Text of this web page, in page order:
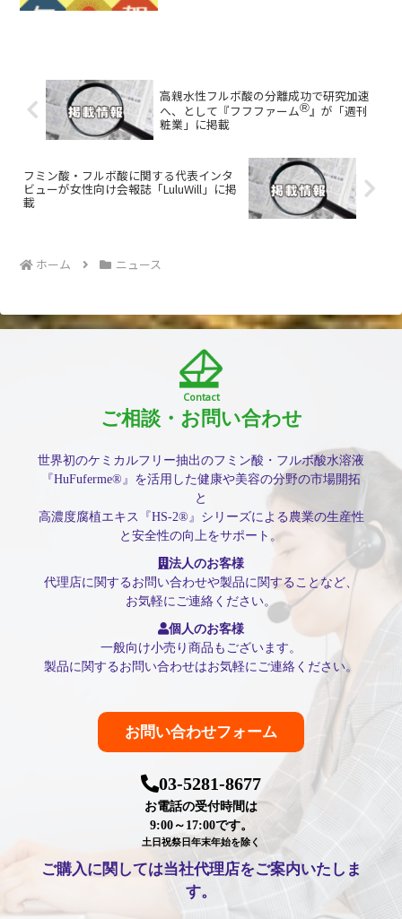
高親水性フルボ酸の分離成功で研究加速
へ、として『フフファームⓇ』が「週刊
粧業」に掲載
フミン酸・フルボ酸に関する代表インタ
ビューが女性向け会報誌「LuluWill」に掲
載
ホーム ニュース
Contact
ご相談・お問い合わせ
世界初のケミカルフリー抽出のフミン酸・フルボ酸水溶液
『HuFuferme®』を活用した健康や美容の分野の市場開拓
と
高濃度腐植エキス『HS-2®』シリーズによる農業の生産性
と安全性の向上をサポート。
法人のお客様
代理店に関するお問い合わせや製品に関することなど、
お気軽にご連絡ください。
個人のお客様
一般向け小売り商品もございます。
製品に関するお問い合わせはお気軽にご連絡ください。
お問い合わせフォーム
03-5281-8677
お電話の受付時間は
9:00～17:00です。
土日祝祭日年末年始を除く
ご購入に関しては当社代理店をご案内いたしま
す。